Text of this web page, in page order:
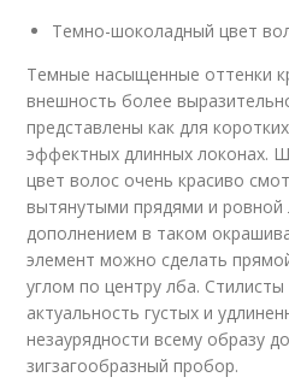
Темно-шоколадный цвет
Темные насыщенные оттенки
внешность более
представлены как для
эффектных длинных локонах.
цвет волос очень красиво
вытянутыми прядями и
дополнением в таком
элемент можно сделать
углом по центру лба.
актуальность густых и
незаурядности всему образу
зигзагообразный пробор.